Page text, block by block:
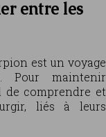
entre les
est un voyage
Pour maintenir
de comprendre et
liés à leurs